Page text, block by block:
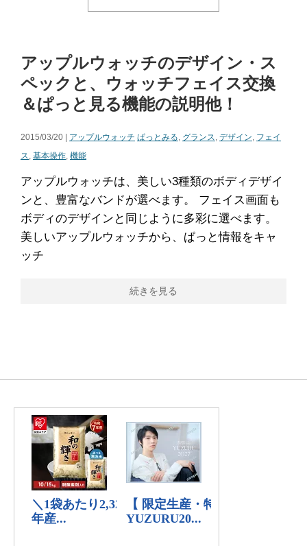
アップルウォッチのデザイン・ス
ペックと、ウォッチフェイス交換
＆ぱっと見る機能の説明他！
2015/03/20 | アップルウォッチ ぱっとみる, グランス, デザイン, フェイ
ス, 基本操作, 機能
アップルウォッチは、美しい3種類のボディデザイ
ンと、豊富なバンドが選べます。 フェイス画面も
ボディのデザインと同じように多彩に選べます。
美しいアップルウォッチから、ぱっと情報をキャ
ッチ
続きを見る